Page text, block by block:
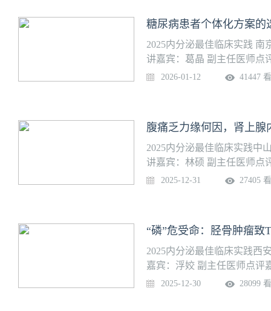
尿病专科护士实习基地、中
糖尿病患者个体化方案的
2025内分泌最佳临床实践
讲嘉宾：葛晶 副主任医师点
医结合医院内分泌科是国家
尿病专科护士实习基地、中
2026-01-12 41447
腹痛乏力缘何因，肾上腺
2025内分泌最佳临床实践中
讲嘉宾：林硕 副主任医师点
分泌与代谢病学科是教育部
萝岗病区、粤东病区、肇庆
谢病亚专科、甲状腺疾病亚
张。
2025-12-31 27405
“磷”危受命：胫骨肿瘤
2025内分泌最佳临床实践西
嘉宾：浮姣 副主任医师点评
分泌代谢科成立于1976年，
2025-12-30 28099